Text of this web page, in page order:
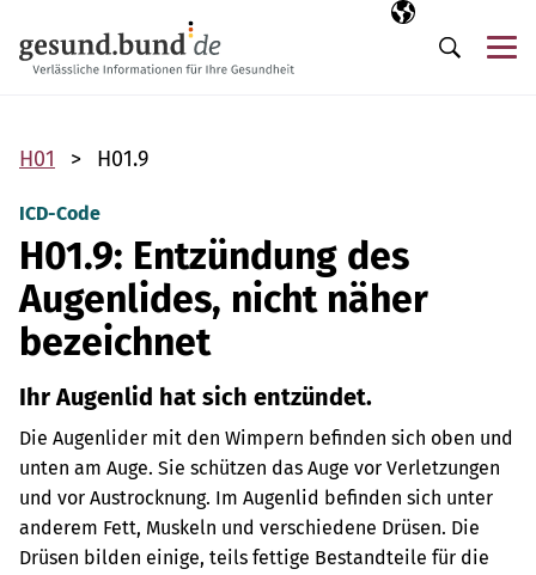
Ausgewählte
DE
Suche
H01 H01.9
ICD-Code
H01.9: Entzündung des
Augenlides, nicht näher
bezeichnet
Ihr Augenlid hat sich entzündet.
Die Augenlider mit den Wimpern befinden sich oben und
unten am Auge. Sie schützen das Auge vor Verletzungen
und vor Austrocknung. Im Augenlid befinden sich unter
anderem Fett, Muskeln und verschiedene Drüsen. Die
Drüsen bilden einige, teils fettige Bestandteile für die